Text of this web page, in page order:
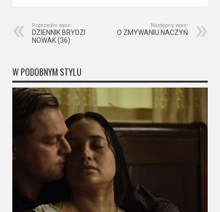
Poprzedni wpis:
DZIENNIK BRYDZI
NOWAK (36)
Następny wpis:
O ZMYWANIU NACZYŃ
W PODOBNYM STYLU